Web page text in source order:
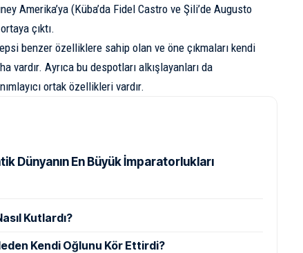
Amerika’ya (Küba’da Fidel Castro ve Şili’de Augusto
çıktı.
benzer özelliklere sahip olan ve öne çıkmaları kendi
vardır. Ayrıca bu despotları alkışlayanları da
ortak özellikleri vardır.
Dünyanın En Büyük İmparatorlukları
Kutlardı?
Kendi Oğlunu Kör Ettirdi?